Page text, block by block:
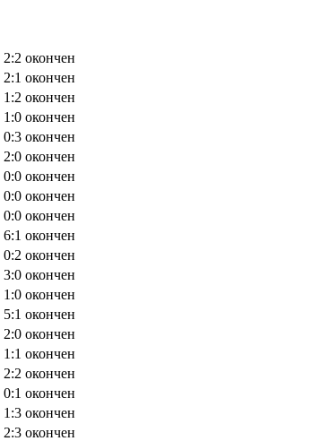
2:2 окончен
2:1 окончен
1:2 окончен
1:0 окончен
0:3 окончен
2:0 окончен
0:0 окончен
0:0 окончен
0:0 окончен
6:1 окончен
0:2 окончен
3:0 окончен
1:0 окончен
5:1 окончен
2:0 окончен
1:1 окончен
2:2 окончен
0:1 окончен
1:3 окончен
2:3 окончен